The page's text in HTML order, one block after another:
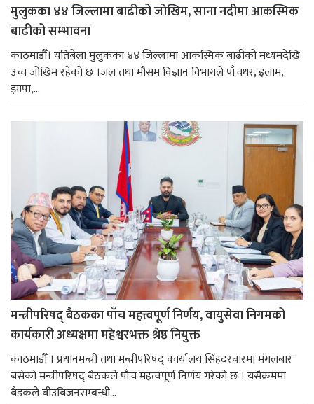
मुलुकका ४४ जिल्लामा बाढीको जोखिम, साना नदीमा आकस्मिक
बाढीको सम्भावना
काठमाडौँ। यतिबेला मुलुकका ४४ जिल्लामा आकस्मिक बाढीको मध्यमदेखि
उच्च जोखिम रहेको छ ।जल तथा मौसम विज्ञान विभागले पाँचथर, इलाम,
झापा,...
मन्त्रीपरिषद् बैठकका पाँच महत्त्वपूर्ण निर्णय, वायुसेवा निगमको
कार्यकारी अध्यक्षमा महेश्वरभक्त श्रेष्ठ नियुक्त
काठमाडौँ । प्रधानमन्त्री तथा मन्त्रीपरिषद् कार्यालय सिंहदरबारमा मंगलबार
बसेको मन्त्रीपरिषद् बैठकले पाँच महत्वपूर्ण निर्णय गरेको छ । यसैक्रममा
बैडकले बीउबिजनसम्बन्धी...